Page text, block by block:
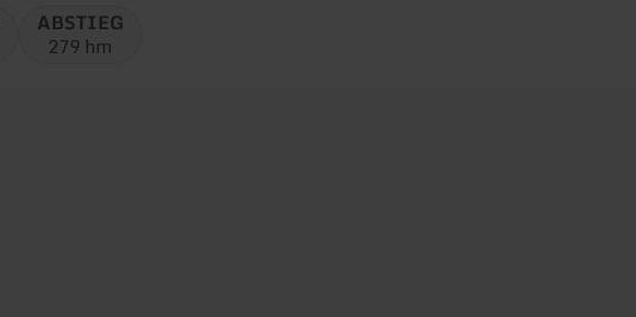
ABSTIEG
279 hm